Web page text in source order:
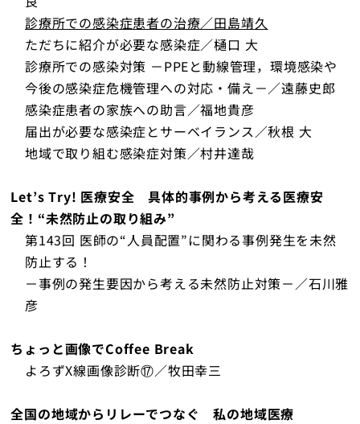
診療所での感染症患者の治療／田島靖久
ただちに紹介が必要な感染症／樋口 大
診療所での感染対策 －PPEと動線管理，環境感染や
今後の感染症危機管理への対応・備え－／遠藤史郎
感染症患者の家族への助言／福地貴彦
届出が必要な感染症とサーベイランス／秋根 大
地域で取り組む感染症対策／村井達哉
Let’s Try! 医療安全 具体的事例から考える医療安
全！“未然防止の取り組み”
第143回 医師の“人員配置”に関わる事例発生を未然
防止する！
－事例の発生要因から考える未然防止対策－／石川雅
彦
ちょっと画像でCoffee Break
よろずX線画像診断⑰／牧田幸三
全国の地域からリレーでつなぐ 私の地域医療